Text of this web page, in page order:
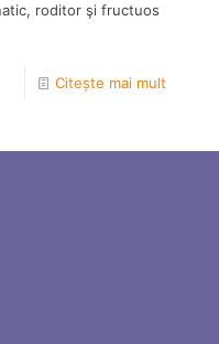
roditor şi fructuos
Citește mai mult